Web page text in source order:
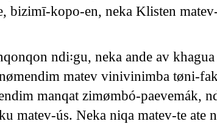
bizimī-kopo-en, neka Klisten
ndi꞉gu, neka ande av
matev vinivinimba tøni-
manqat zimømbó-paevemák,
matev-ús. Neka niqa matev-te